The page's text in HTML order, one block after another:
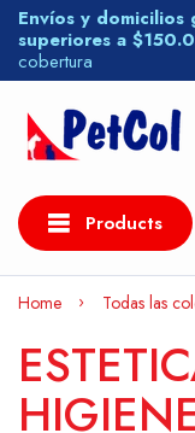
Envíos y domicilios
superiores a
cobertura
Products
Home Todas las